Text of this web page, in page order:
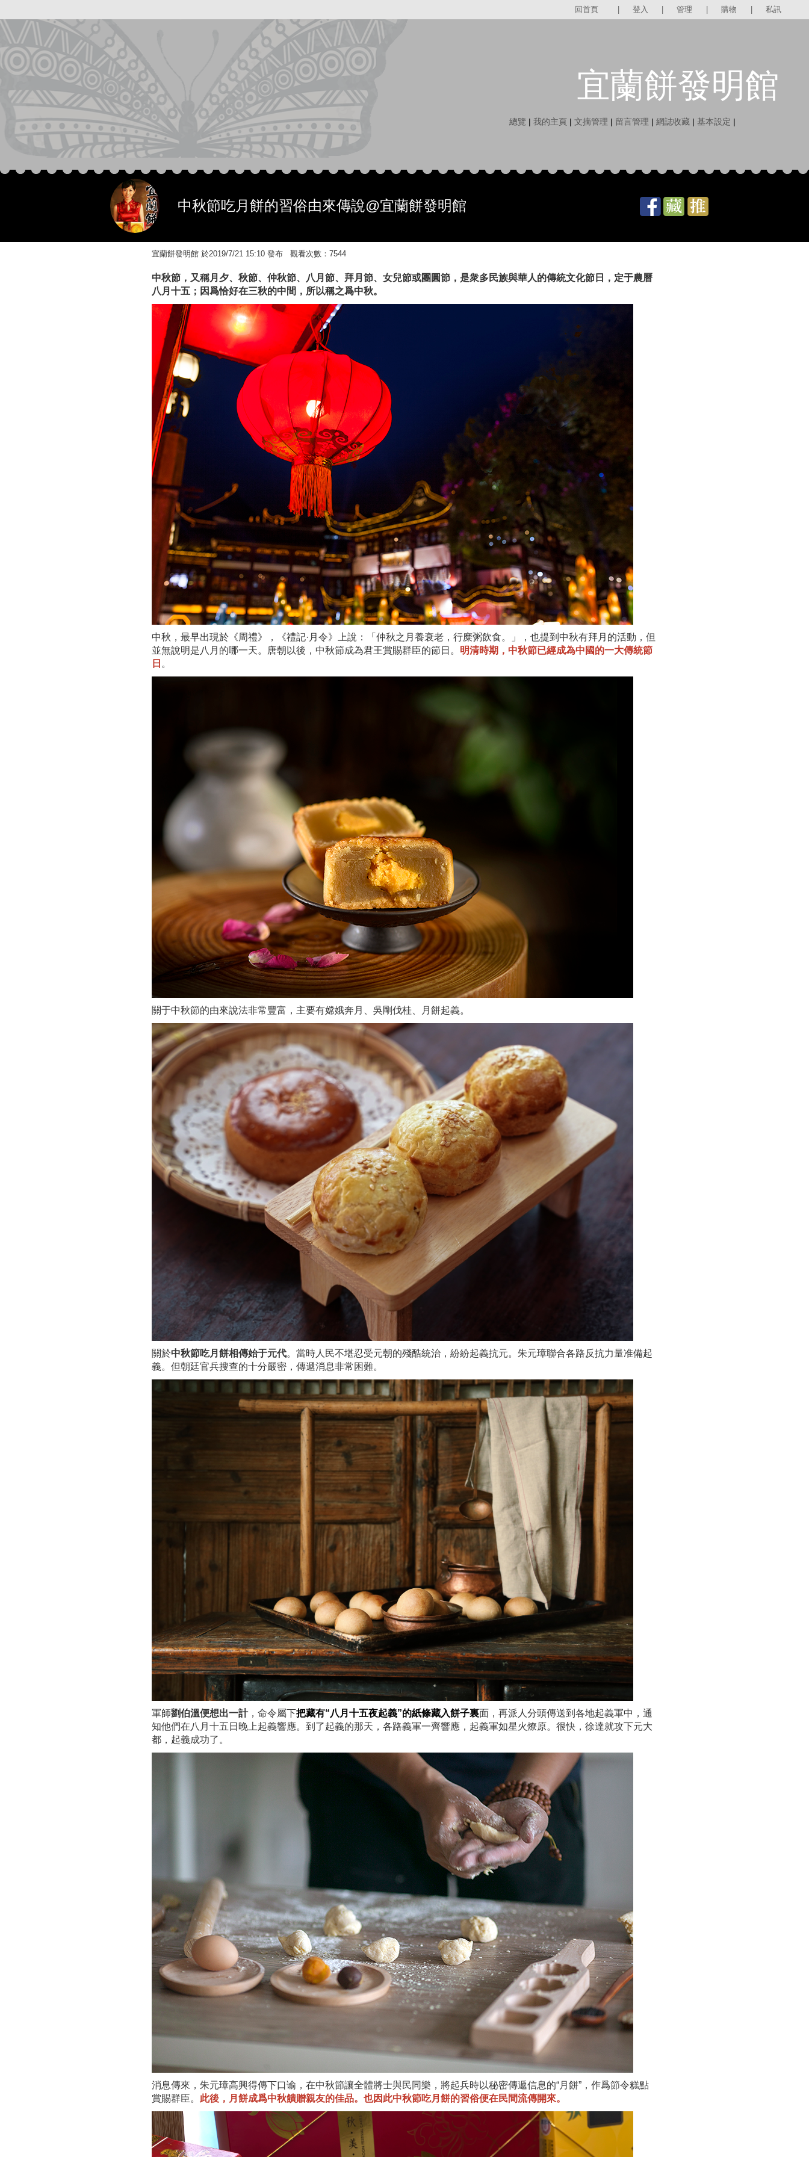
回首頁 登入 管理 購物 私訊
宜蘭餅發明館
總覽 | 我的主頁 | 文摘管理 | 留言管理 | 網誌收藏 | 基本設定 |
中秋節吃月餅的習俗由來傳說@宜蘭餅發明館
宜蘭餅發明館 於2019/7/21 15:10 發布 觀看次數：7544
中秋節，又稱月夕、秋節、仲秋節、八月節、拜月節、女兒節或團圓節，是衆多民族與華人的傳統文化節日，定于農曆
八月十五；因爲恰好在三秋的中間，所以稱之爲中秋。
中秋，最早出現於《周禮》，《禮記·月令》上說：「仲秋之月養衰老，行糜粥飲食。」，也提到中秋有拜月的活動，但
並無說明是八月的哪一天。唐朝以後，中秋節成為君王賞賜群臣的節日。 明清時期，中秋節已經成為中國的一大傳統節
日 。
關于中秋節的由來說法非常豐富，主要有嫦娥奔月、吳剛伐桂、月餅起義。
關於中秋節吃月餅相傳始于元代。當時人民不堪忍受元朝的殘酷統治，紛紛起義抗元。朱元璋聯合各路反抗力量准備起
義。但朝廷官兵搜查的十分嚴密，傳遞消息非常困難。
軍師劉伯溫便想出一計，命令屬下把藏有“八月十五夜起義”的紙條藏入餅子裏面，再派人分頭傳送到各地起義軍中，通
知他們在八月十五日晚上起義響應。到了起義的那天，各路義軍一齊響應，起義軍如星火燎原。很快，徐達就攻下元大
都，起義成功了。
消息傳來，朱元璋高興得傳下口谕，在中秋節讓全體將士與民同樂，將起兵時以秘密傳遞信息的“月餅”，作爲節令糕點
賞賜群臣。 此後，月餅成爲中秋饋贈親友的佳品。也因此中秋節吃月餅的習俗便在民間流傳開來。